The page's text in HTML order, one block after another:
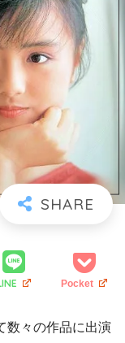
Pocket
数々の作品に出演